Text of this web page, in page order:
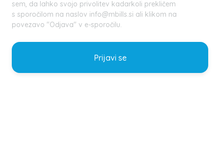
sem, da lahko svojo privolitev kadarkoli prekličem
s sporočilom na naslov info@mbills.si ali klikom na
povezavo "Odjava" v e-sporočilu.